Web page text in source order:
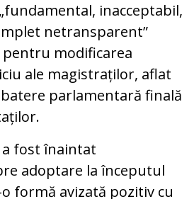
inacceptabil,
netransparent”
modificarea
ale magistraților, aflat
parlamentară finală
a fost înaintat
adoptare la începutul
formă avizată pozitiv cu